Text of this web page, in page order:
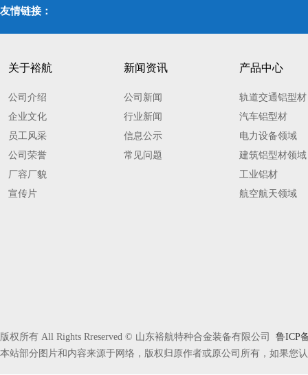
友情链接：
关于裕航
公司介绍
企业文化
员工风采
公司荣誉
厂容厂貌
宣传片
新闻资讯
公司新闻
行业新闻
信息公示
常见问题
产品中心
轨道交通铝型材
汽车铝型材
电力设备领域
建筑铝型材领域
工业铝材
航空航天领域
版权所有 All Rights Rreserved © 山东裕航特种合金装备有限公司 鲁ICP
本站部分图片和内容来源于网络，版权归原作者或原公司所有，如果您